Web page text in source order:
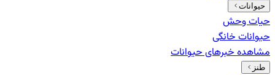
حیوانات
حیات وحش
حیوانات خانگی
مشاهده خبرهایحیوانات
طنز